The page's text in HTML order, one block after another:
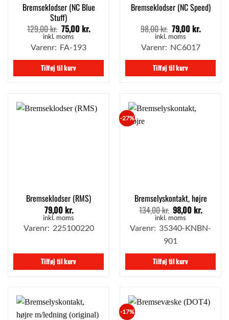
Bremseklodser (NC Blue
Stuff)
129,00kr. Den
oprindelige
pris
var:
129,00 kr..
75,00kr.
75,00 kr..
inkl. moms
Varenr: FA-193
Tilføj til kurv
Bremseklodser (NC Speed)
98,00kr. Den
oprindelige
pris
var:
98,00 kr..
79,00kr.
pris
79,00
inkl. moms
Varenr: NC6017
Tilføj til kurv
Bremseklodser (RMS)
79,00kr.
inkl. moms
Varenr: 225100220
Tilføj til kurv
-27%
Bremselyskontakt, højre
134,00kr. Den
oprindelige
pris
var:
134,00 kr..
98,00kr.
pris
er:
inkl. moms
Varenr: 35340-KNBN-
901
Tilføj til kurv
-17%